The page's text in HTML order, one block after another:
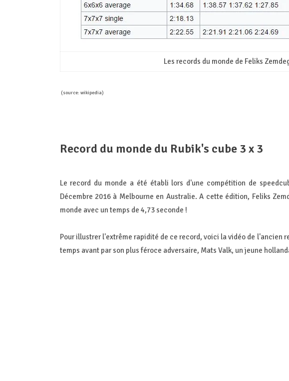
Les records du monde de Feliks
(source: wikipedia)
Record du monde du Rubik's cube 3 x 3
Le record du monde a été établi lors d'une compétition de
Décembre 2016 à Melbourne en Australie. A cette édition, Feliks
monde avec un temps de 4,73 seconde !
Pour illustrer l'extrême rapidité de ce record, voici la vidéo de l'ancien
temps avant par son plus féroce adversaire, Mats Valk, un jeune